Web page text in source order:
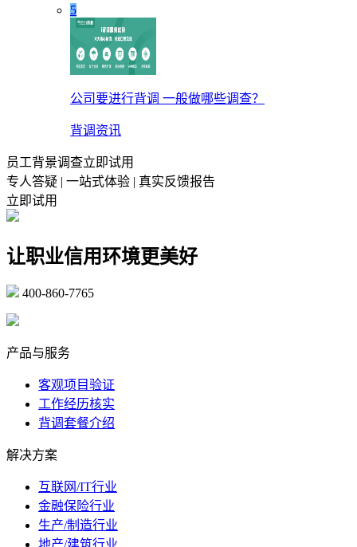
5
公司要进行背调 一般做哪些调查？
背调资讯
员工背景调查立即试用
专人答疑 | 一站式体验 | 真实反馈报告
立即试用
让职业信用环境更美好
400-860-7765
产品与服务
客观项目验证
工作经历核实
背调套餐介绍
解决方案
互联网/IT行业
金融保险行业
生产/制造行业
地产/建筑行业